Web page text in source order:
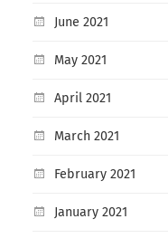
June 2021
May 2021
April 2021
March 2021
February 2021
January 2021